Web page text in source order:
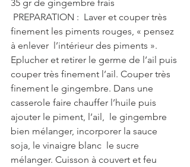
35 gr de gingembre frais
finement les piments rouges, « pensez
à enlever  l’intérieur des piments ».
Eplucher et retirer le germe de l’ail puis
couper très finement l’ail. Couper très
finement le gingembre. Dans une
casserole faire chauffer l’huile puis
ajouter le piment, l’ail,  le gingembre
bien mélanger, incorporer la sauce
soja, le vinaigre blanc  le sucre
mélanger. Cuisson à couvert et feu